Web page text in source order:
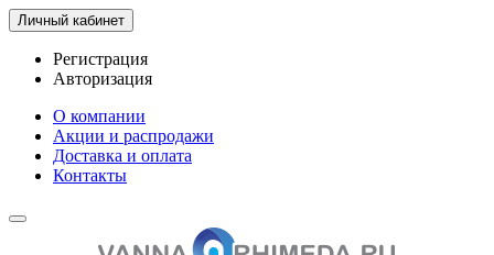
Личный кабинет
Регистрация
Авторизация
О компании
Акции и распродажи
Доставка и оплата
Контакты